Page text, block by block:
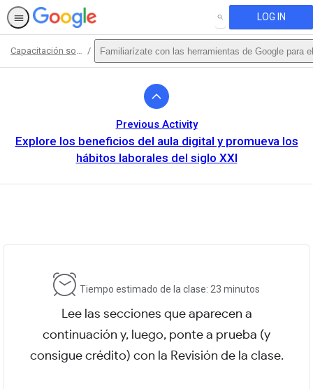
SEARCH LOG IN
Capacitación sobre aspectos básicos Familiarízate con las herramientas de Google para
Previous Activity
Explore los beneficios del aula digital y promueva los
hábitos laborales del siglo XXI
Tiempo estimado de la clase: 23 minutos
Lee las secciones que aparecen a
continuación y, luego, ponte a prueba (y
consigue crédito) con la Revisión de la clase.